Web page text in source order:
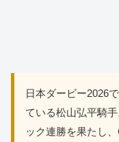
日本ダービー2026
ている松山弘平騎
ック連勝を果たし